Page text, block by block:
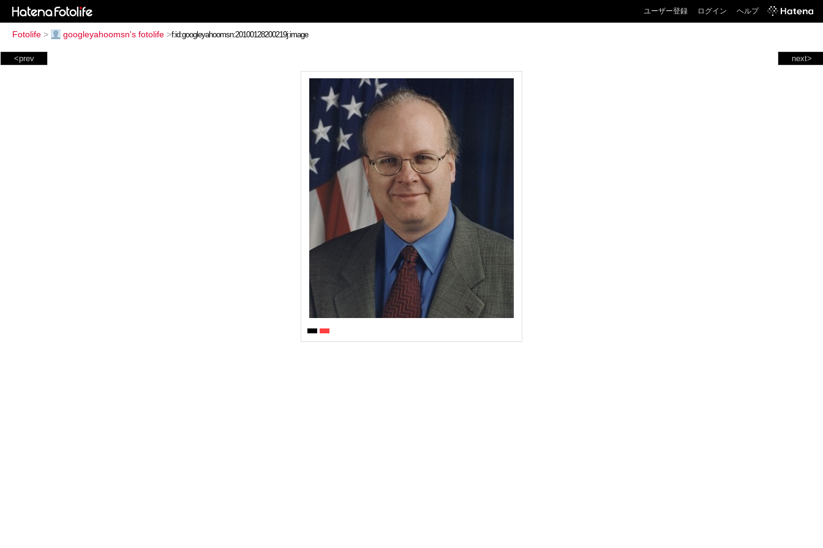
ユーザー登録 ログイン ヘルプ
Fotolife > googleyahoomsn's fotolife >
next>
<prev